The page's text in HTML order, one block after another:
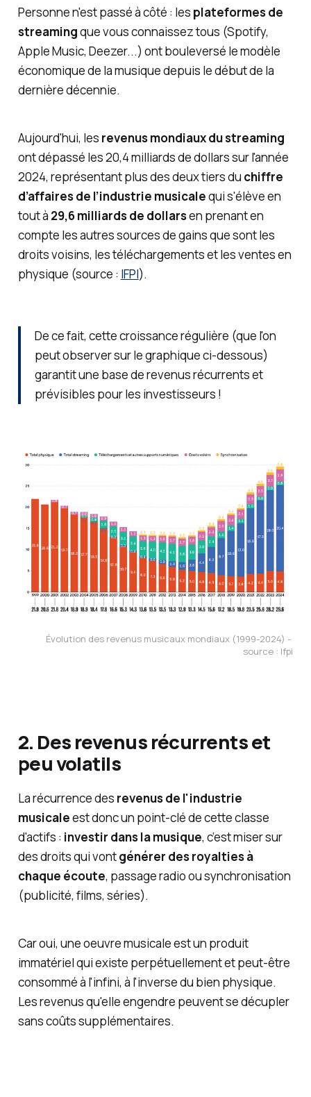
Personne n'est passé à côté : les plateformes de
streamingque vous connaissez tous (Spotify,
Apple Music, Deezer...) ont bouleversé le modèle
économique de la musique depuis le début de la
dernière décennie.
Aujourd'hui, les revenus mondiaux du streaming
ont dépassé les 20,4 milliards de dollars sur l'année
2024, représentant plus des deux tiers du chiffre
d’affaires de l’industrie musicalequi s'élève en
tout à 29,6 milliards de dollarsen prenant en
compte les autres sources de gains que sont les
droits voisins, les téléchargements et les ventes en
physique (source : IFPI).
De ce fait, cette croissance régulière (que l'on
peut observer sur le graphique ci-dessous)
garantit une base de revenus récurrents et
prévisibles pour les investisseurs !
Évolution des revenus musicaux mondiaux (1999-2024) -
source : Ifpi
2. Des revenus récurrents et
peu volatils
La récurrence des revenus de l'industrie
musicaleest donc un point-clé de cette classe
d'actifs : investir dans la musique, c’est miser sur
des droits qui vontgénérer des royalties à
chaque écoute, passage radio ou synchronisation
(publicité, films, séries).
Car oui, une oeuvre musicale est un produit
immatériel qui existe perpétuellement et peut-être
consommé à l'infini, à l'inverse du bien physique.
Les revenus qu'elle engendre peuvent se décupler
sans coûts supplémentaires.